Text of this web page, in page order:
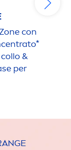
con
&
per